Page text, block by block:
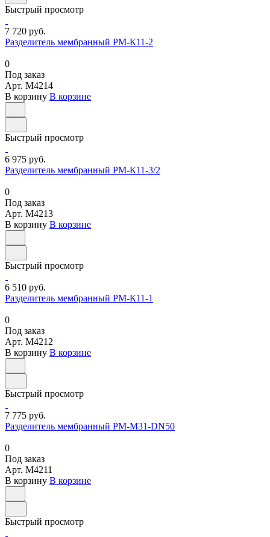
Быстрый просмотр
7 720 руб.
Разделитель мембранный РМ-К11-2
0
Под заказ
Арт. M4214
В корзину В корзине
Быстрый просмотр
6 975 руб.
Разделитель мембранный РМ-К11-3/2
0
Под заказ
Арт. M4213
В корзину В корзине
Быстрый просмотр
6 510 руб.
Разделитель мембранный РМ-К11-1
0
Под заказ
Арт. M4212
В корзину В корзине
Быстрый просмотр
7 775 руб.
Разделитель мембранный РМ-М31-DN50
0
Под заказ
Арт. M4211
В корзину В корзине
Быстрый просмотр